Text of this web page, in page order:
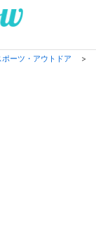
ポーツ・アウトドア >